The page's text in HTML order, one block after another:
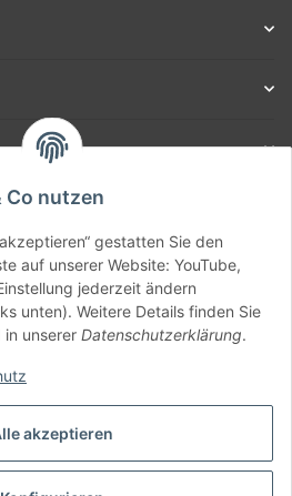
akzeptieren
Co nutzen
gestatten Sie den
auf unserer Website: YouTube,
jederzeit ändern
unten). Weitere Details finden Sie
in unserer Datenschutzerklärung.
Worldwide. ( B2B Shop )
widerrufen
zzgl.Versand
voltmaster.de